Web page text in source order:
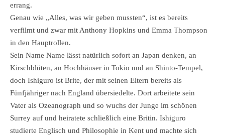
errang.
Genau wie „Alles, was wir geben mussten“, ist es bereits
verfilmt und zwar mit Anthony Hopkins und Emma Thompson
in den Hauptrollen.
Sein Name Name lässt natürlich sofort an Japan denken, an
Kirschblüten, an Hochhäuser in Tokio und an Shinto-Tempel,
doch Ishiguro ist Brite, der mit seinen Eltern bereits als
Fünfjähriger nach England übersiedelte. Dort arbeitete sein
Vater als Ozeanograph und so wuchs der Junge im schönen
Surrey auf und heiratete schließlich eine Britin. Ishiguro
studierte Englisch und Philosophie in Kent und machte sich